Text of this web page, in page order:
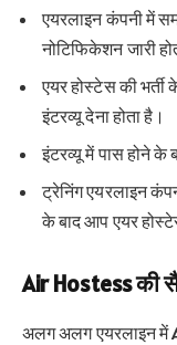
एयरलाइन कंपनी में
नोटिफिकेशन जारी
एयर होस्टेस की
इंटरव्यू देना होता है।
इंटरव्यू में पास होने के
ट्रेनिंग एयरलाइन
के बाद आप एयर
Air Hostess की
अलग अलग एयरलाइन में